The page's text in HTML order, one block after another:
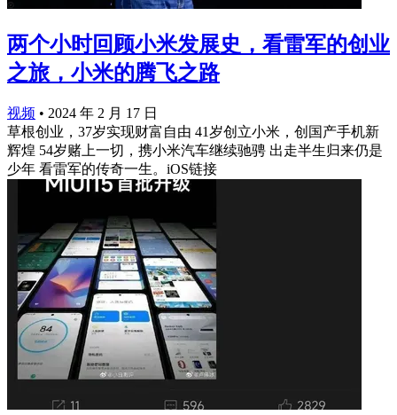
两个小时回顾小米发展史，看雷军的创业
之旅，小米的腾飞之路
视频 • 2024 年 2 月 17 日
草根创业，37岁实现财富自由 41岁创立小米，创国产手机新
辉煌 54岁赌上一切，携小米汽车继续驰骋 出走半生归来仍是
少年 看雷军的传奇一生。iOS链接